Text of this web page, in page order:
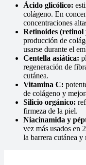
Ácido glicólico:
colágeno. En
concentraciones
Retinoides
producción de
usarse durante el
Centella asiática:
regeneración de
cutánea.
Vitamina C:
de colágeno y
Silicio orgánico:
firmeza de la piel.
Niacinamida y
vez más usados en
la barrera cutánea